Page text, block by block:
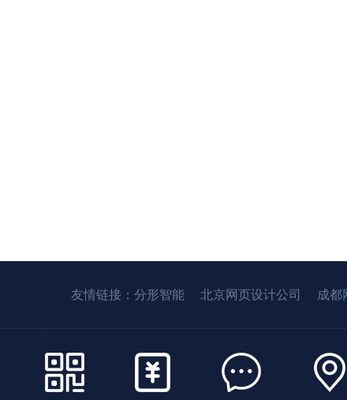
友情链接： 分形智能 北京网页设计公司 成都